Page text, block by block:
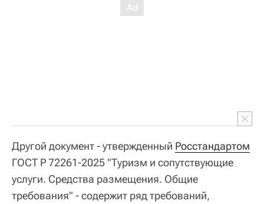
Другой документ - утвержденный Росстандартом
ГОСТ Р 72261-2025 "Туризм и сопутствующие
услуги. Средства размещения. Общие
требования" - содержит ряд требований,